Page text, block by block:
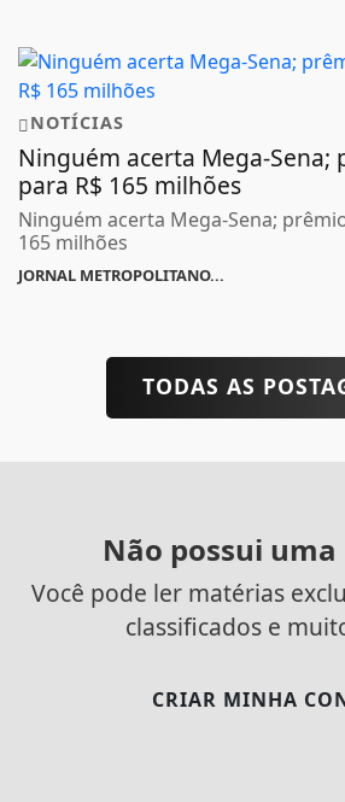
NOTÍCIAS
Ninguém acerta Mega-Sena;
para R$ 165 milhões
Ninguém acerta Mega-Sena;
165 milhões
JORNAL METROPOLITANO...
TODAS AS
Não possui uma
Você pode ler matérias
classificados e
CRIAR MINHA